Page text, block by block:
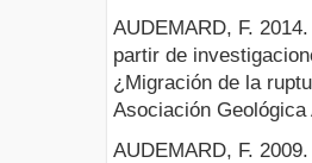
AUDEMARD, F.
partir de
¿Migración de la
Asociación
AUDEMARD, F.